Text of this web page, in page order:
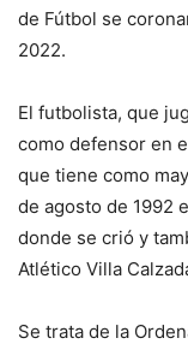
de Fútbol se
2022.
El futbolista, que
como defensor en
que tiene como
de agosto de 1992
donde se crió y
Atlético Villa
Se trata de la